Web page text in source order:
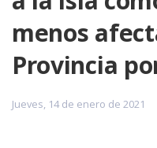
menos
Provincia
Jueves, 14 de enero de 2021